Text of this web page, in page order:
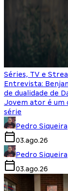
Séries, TV e
Entrevista:
de dualidade de
Jovem ator é um
série
Pedro Siqueira
03.ago.26
Pedro Siqueira
03.ago.26